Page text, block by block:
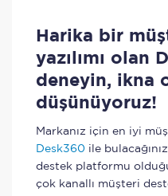
Harika bir
yazılımı olan
deneyin, ikna
düşünüyoruz!
Markanız için en iyi
Desk360ile
destek platformu
çok kanallı müşteri